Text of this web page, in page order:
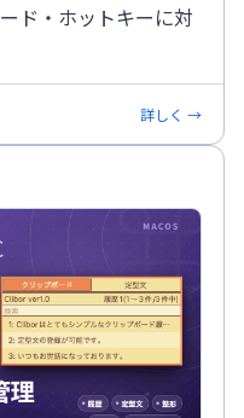
ド・ホットキーに対
詳しく →